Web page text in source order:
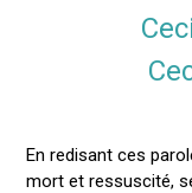
En redisant ces
mort et ressuscité,